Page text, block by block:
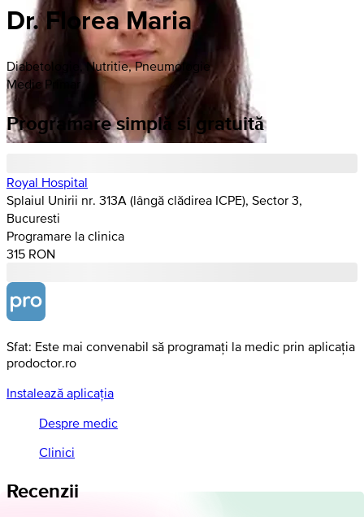
Dr. Florea Maria
Diabetologie, Nutritie, Pneumologie
Medic Primar
Programare simplă si gratuită
Royal Hospital
Splaiul Unirii nr. 313A (lângă clădirea ICPE), Sector 3,
Bucuresti
Programare la clinica
315 RON
Sfat: Este mai convenabil să programați la medic prin aplicația
prodoctor.ro
Instalează aplicația
Despre medic
Clinici
Recenzii